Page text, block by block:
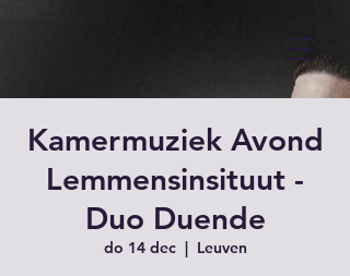
Kamermuziek Avond
Lemmensinsituut -
Duo Duende
do 14 dec
  |
Leuven